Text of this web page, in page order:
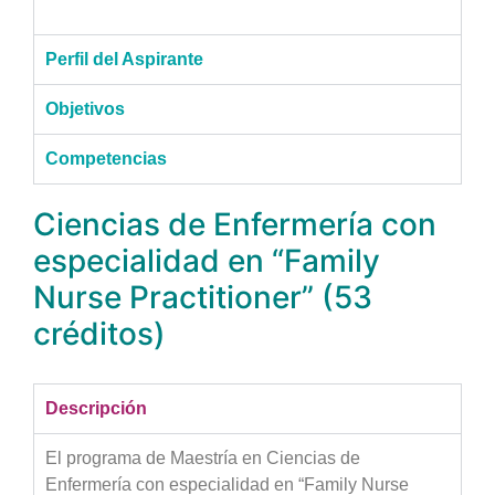
Perfil del Aspirante
Objetivos
Competencias
Ciencias de Enfermería con
especialidad en “Family
Nurse Practitioner” (53
créditos)
Descripción
El programa de Maestría en Ciencias de
Enfermería con especialidad en “Family Nurse